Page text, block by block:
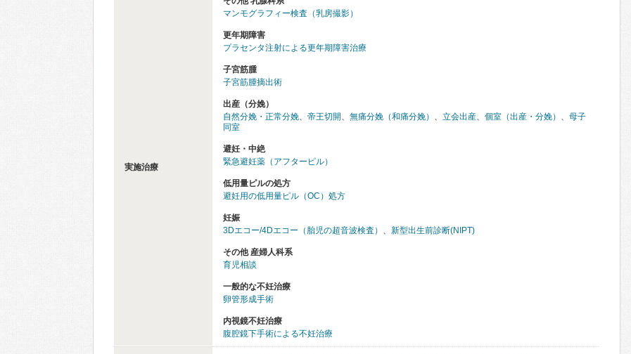
実施治療
マンモグラフィー検査（乳房撮影）
更年期障害
プラセンタ注射による更年期障害治療
子宮筋腫
子宮筋腫摘出術
出産（分娩）
自然分娩・正常分娩、 帝王切開、 無痛分娩（和痛分娩） 、 立会出産、 個室（出産・分娩） 、 母子
同室
避妊・中絶
緊急避妊薬（アフターピル）
低用量ピルの処方
避妊用の低用量ピル（OC）処方
妊娠
3Dエコー/4Dエコー（胎児の超音波検査） 、 新型出生前診断(NIPT)
その他 産婦人科系
育児相談
一般的な不妊治療
卵管形成手術
内視鏡不妊治療
腹腔鏡下手術による不妊治療